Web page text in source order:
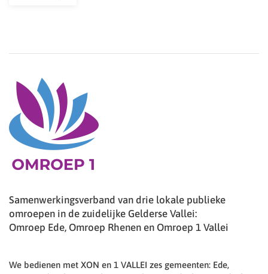
Samenwerkingsverband van drie lokale publieke
omroepen in de zuidelijke Gelderse Vallei:
Omroep Ede, Omroep Rhenen en Omroep 1 Vallei
We bedienen met XON en 1 VALLEI zes gemeenten: Ede,